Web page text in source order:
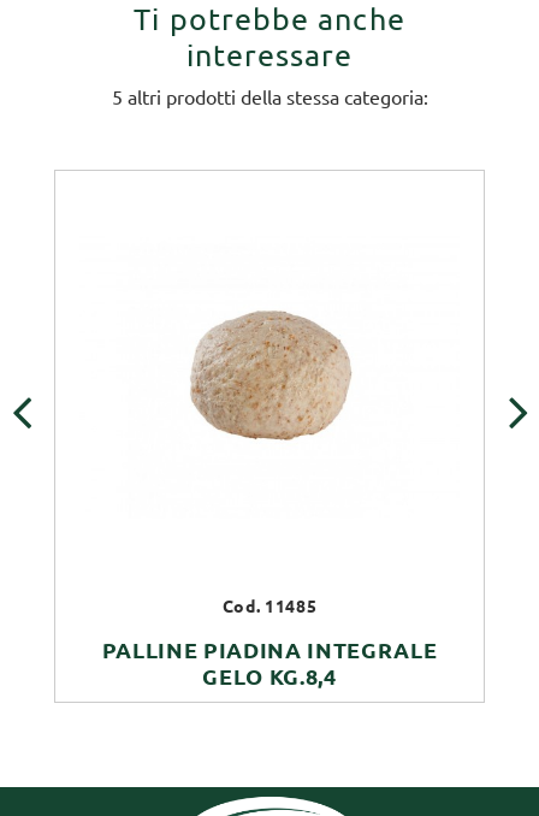
Ti potrebbe anche
interessare
5 altri prodotti della stessa categoria:
Cod. 11485
PALLINE PIADINA INTEGRALE
GELO KG.8,4